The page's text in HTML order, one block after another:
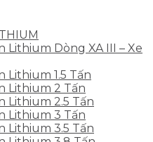
Lithium Dòng XA III – Xe
Lithium 1.5 Tấn
Lithium 2 Tấn
Lithium 2.5 Tấn
Lithium 3 Tấn
Lithium 3.5 Tấn